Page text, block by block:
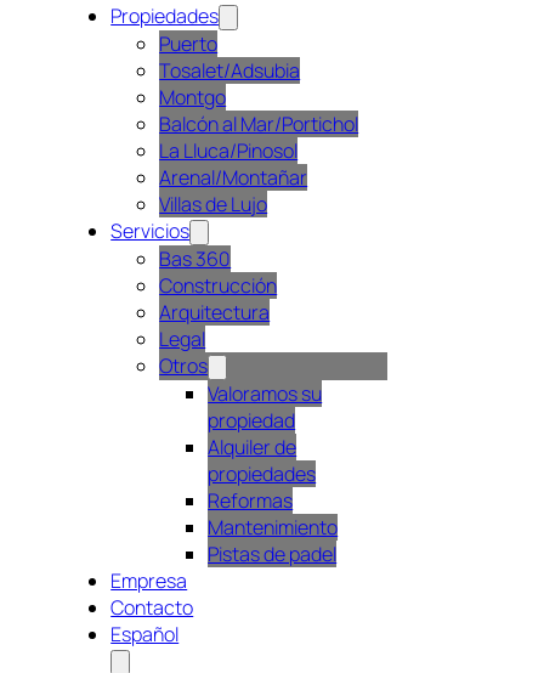
Propiedades
Puerto
Tosalet/Adsubia
Montgo
Balcón al Mar/Portichol
La Lluca/Pinosol
Arenal/Montañar
Villas de Lujo
Servicios
Bas 360
Construcción
Arquitectura
Legal
Otros
Valoramos su
propiedad
Alquiler de
propiedades
Reformas
Mantenimiento
Pistas de padel
Empresa
Contacto
Español